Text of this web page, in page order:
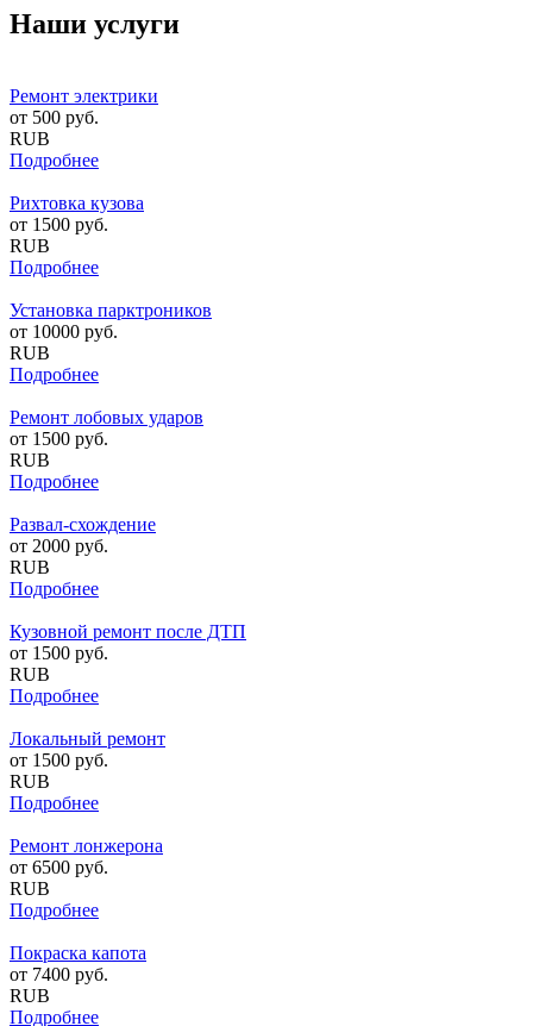
Наши услуги
Ремонт электрики
от 500 руб.
RUB
Подробнее
Рихтовка кузова
от 1500 руб.
RUB
Подробнее
Установка парктроников
от 10000 руб.
RUB
Подробнее
Ремонт лобовых ударов
от 1500 руб.
RUB
Подробнее
Развал-схождение
от 2000 руб.
RUB
Подробнее
Кузовной ремонт после ДТП
от 1500 руб.
RUB
Подробнее
Локальный ремонт
от 1500 руб.
RUB
Подробнее
Ремонт лонжерона
от 6500 руб.
RUB
Подробнее
Покраска капота
от 7400 руб.
RUB
Подробнее